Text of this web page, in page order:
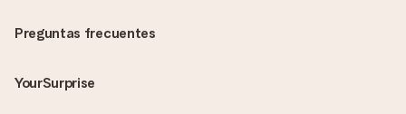
Preguntas frecuentes
YourSurprise